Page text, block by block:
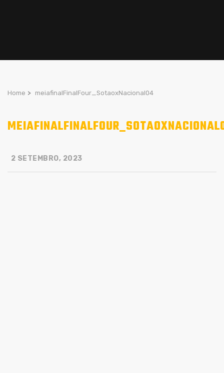
Home > meiafinalFinalFour_SotaoxNacional04
2 SETEMBRO, 2023